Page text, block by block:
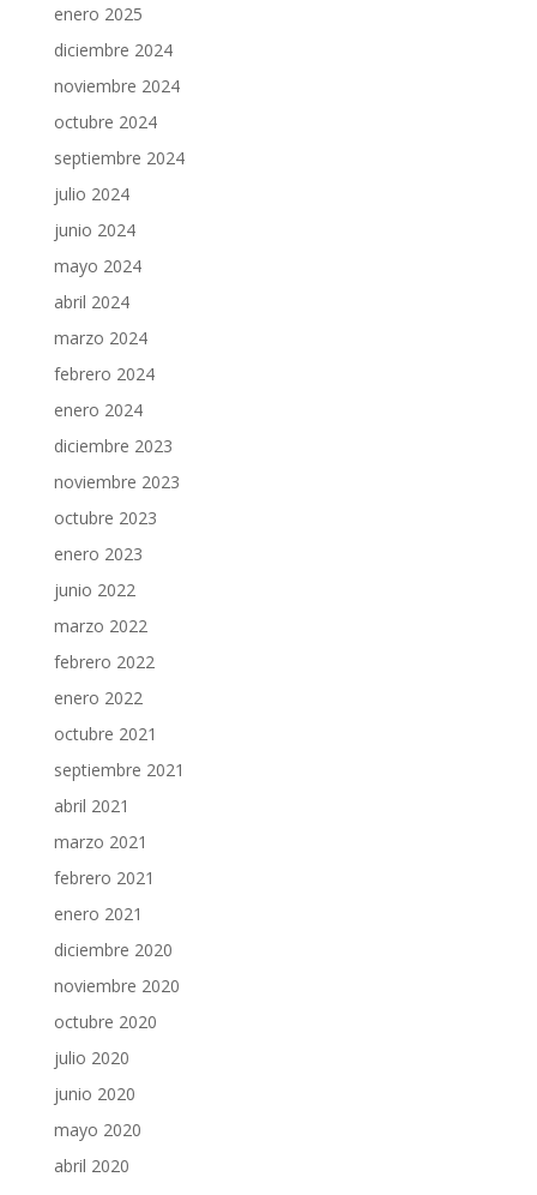
enero 2025
diciembre 2024
noviembre 2024
octubre 2024
septiembre 2024
julio 2024
junio 2024
mayo 2024
abril 2024
marzo 2024
febrero 2024
enero 2024
diciembre 2023
noviembre 2023
octubre 2023
enero 2023
junio 2022
marzo 2022
febrero 2022
enero 2022
octubre 2021
septiembre 2021
abril 2021
marzo 2021
febrero 2021
enero 2021
diciembre 2020
noviembre 2020
octubre 2020
julio 2020
junio 2020
mayo 2020
abril 2020